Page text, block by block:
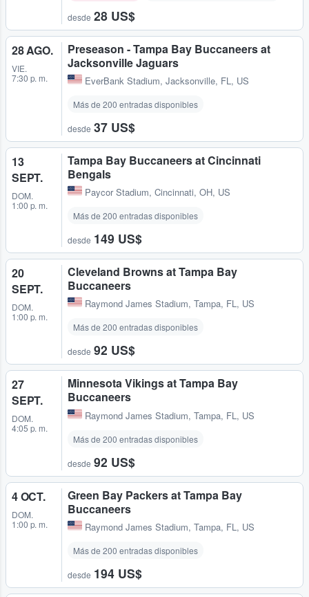
desde 28 US$
28 AGO.
VIE.
7:30 p. m.
Preseason - Tampa Bay Buccaneers at
Jacksonville Jaguars
EverBank Stadium, Jacksonville, FL, US
Más de 200 entradas disponibles
desde 37 US$
13
SEPT.
DOM.
1:00 p. m.
Tampa Bay Buccaneers at Cincinnati
Bengals
Paycor Stadium, Cincinnati, OH, US
Más de 200 entradas disponibles
desde 149 US$
20
SEPT.
DOM.
1:00 p. m.
Cleveland Browns at Tampa Bay
Buccaneers
Raymond James Stadium, Tampa, FL, US
Más de 200 entradas disponibles
desde 92 US$
27
SEPT.
DOM.
4:05 p. m.
Minnesota Vikings at Tampa Bay
Buccaneers
Raymond James Stadium, Tampa, FL, US
Más de 200 entradas disponibles
desde 92 US$
4 OCT.
DOM.
1:00 p. m.
Green Bay Packers at Tampa Bay
Buccaneers
Raymond James Stadium, Tampa, FL, US
Más de 200 entradas disponibles
desde 194 US$